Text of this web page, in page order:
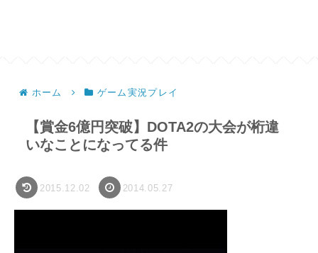
ホーム ゲーム実況プレイ
【賞金6億円突破】DOTA2の大会が桁違
いなことになってる件
2015.12.02 2014.05.27